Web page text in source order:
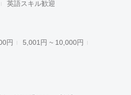
英語スキル歓迎
円 5,001円 ~ 10,000円